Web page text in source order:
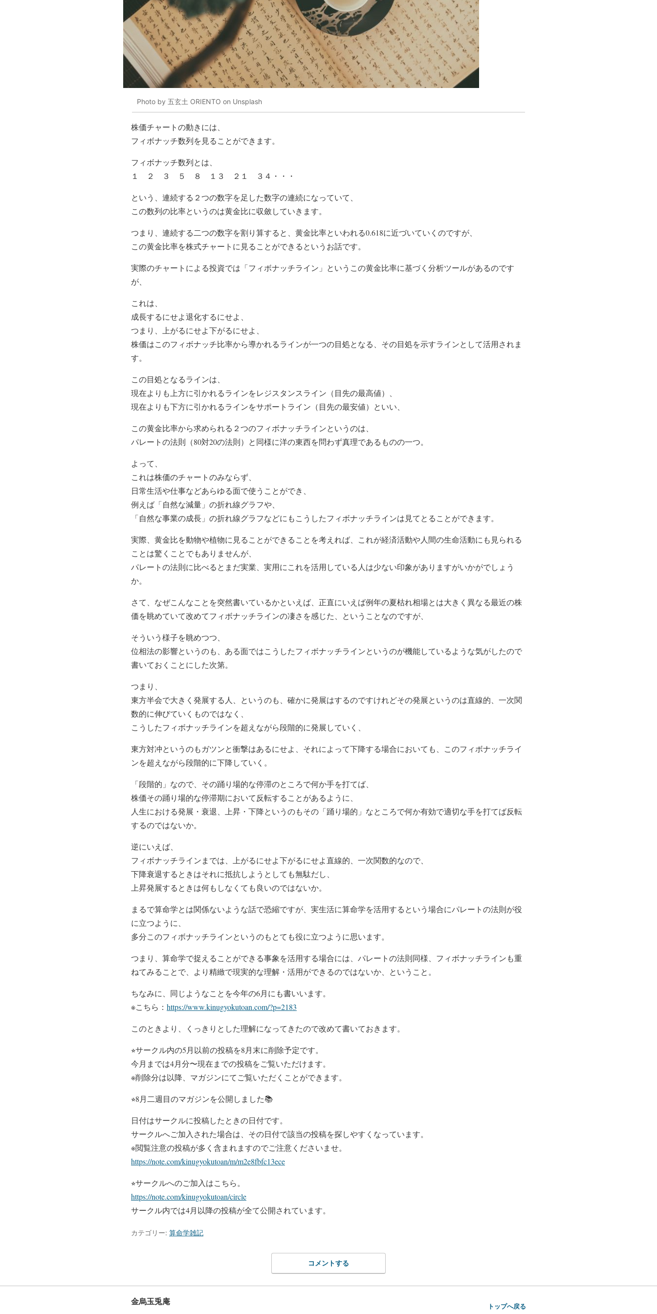
Photo by 五玄土 ORIENTO on Unsplash
株価チャートの動きには、
フィボナッチ数列を見ることができます。
フィボナッチ数列とは、
１ ２ ３ ５ ８ １３ ２１ ３４・・・
という、連続する２つの数字を足した数字の連続になっていて、
この数列の比率というのは黄金比に収斂していきます。
つまり、連続する二つの数字を割り算すると、黄金比率といわれる0.618に近づいていくのですが、
この黄金比率を株式チャートに見ることができるというお話です。
実際のチャートによる投資では「フィボナッチライン」というこの黄金比率に基づく分析ツールがあるのです
が、
これは、
成長するにせよ退化するにせよ、
つまり、上がるにせよ下がるにせよ、
株価はこのフィボナッチ比率から導かれるラインが一つの目処となる、その目処を示すラインとして活用されま
す。
この目処となるラインは、
現在よりも上方に引かれるラインをレジスタンスライン（目先の最高値）、
現在よりも下方に引かれるラインをサポートライン（目先の最安値）といい、
この黄金比率から求められる２つのフィボナッチラインというのは、
パレートの法則（80対20の法則）と同様に洋の東西を問わず真理であるものの一つ。
よって、
これは株価のチャートのみならず、
日常生活や仕事などあらゆる面で使うことができ、
例えば「自然な減量」の折れ線グラフや、
「自然な事業の成長」の折れ線グラフなどにもこうしたフィボナッチラインは見てとることができます。
実際、黄金比を動物や植物に見ることができることを考えれば、これが経済活動や人間の生命活動にも見られる
ことは驚くことでもありませんが、
パレートの法則に比べるとまだ実業、実用にこれを活用している人は少ない印象がありますがいかがでしょう
か。
さて、なぜこんなことを突然書いているかといえば、正直にいえば例年の夏枯れ相場とは大きく異なる最近の株
価を眺めていて改めてフィボナッチラインの凄さを感じた、ということなのですが、
そういう様子を眺めつつ、
位相法の影響というのも、ある面ではこうしたフィボナッチラインというのが機能しているような気がしたので
書いておくことにした次第。
つまり、
東方半会で大きく発展する人、というのも、確かに発展はするのですけれどその発展というのは直線的、一次関
数的に伸びていくものではなく、
こうしたフィボナッチラインを超えながら段階的に発展していく、
東方対冲というのもガツンと衝撃はあるにせよ、それによって下降する場合においても、このフィボナッチライ
ンを超えながら段階的に下降していく。
「段階的」なので、その踊り場的な停滞のところで何か手を打てば、
株価その踊り場的な停滞期において反転することがあるように、
人生における発展・衰退、上昇・下降というのもその「踊り場的」なところで何か有効で適切な手を打てば反転
するのではないか。
逆にいえば、
フィボナッチラインまでは、上がるにせよ下がるにせよ直線的、一次関数的なので、
下降衰退するときはそれに抵抗しようとしても無駄だし、
上昇発展するときは何もしなくても良いのではないか。
まるで算命学とは関係ないような話で恐縮ですが、実生活に算命学を活用するという場合にパレートの法則が役
に立つように、
多分このフィボナッチラインというのもとても役に立つように思います。
つまり、算命学で捉えることができる事象を活用する場合には、パレートの法則同様、フィボナッチラインも重
ねてみることで、より精緻で現実的な理解・活用ができるのではないか、ということ。
ちなみに、同じようなことを今年の6月にも書いいます。
※こちら： https://www.kinugyokutoan.com/?p=2183
このときより、くっきりとした理解になってきたので改めて書いておきます。
⭐︎サークル内の5月以前の投稿を8月末に削除予定です。
今月までは4月分〜現在までの投稿をご覧いただけます。
※削除分は以降、マガジンにてご覧いただくことができます。
⭐︎8月二週目のマガジンを公開しました📚
日付はサークルに投稿したときの日付です。
サークルへご加入された場合は、その日付で該当の投稿を探しやすくなっています。
※閲覧注意の投稿が多く含まれますのでご注意くださいませ。
https://note.com/kinugyokutoan/m/m2e8fbfc13ece
⭐︎サークルへのご加入はこちら。
https://note.com/kinugyokutoan/circle
サークル内では4月以降の投稿が全て公開されています。
カテゴリー: 算命学雑記
コメントする
金烏玉兎庵 トップへ戻る